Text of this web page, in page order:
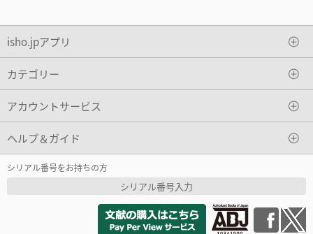
isho.jpアプリ
カテゴリー
アカウントサービス
ヘルプ＆ガイド
シリアル番号をお持ちの方
シリアル番号入力